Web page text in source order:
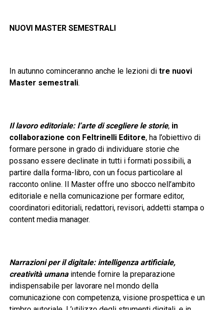
NUOVI MASTER SEMESTRALI
In autunno cominceranno anche le lezioni ditre nuovi
Master semestrali.
Il lavoro editoriale: l’arte di scegliere le storie, in
collaborazione con Feltrinelli Editore, ha l’obiettivo di
formare persone in grado di individuare storie che
possano essere declinate in tutti i formati possibili, a
partire dalla forma-libro, con un focus particolare al
racconto online. Il Master offre uno sbocco nell’ambito
editoriale e nella comunicazione per formare editor,
coordinatori editoriali, redattori, revisori, addetti stampa o
content media manager.
Narrazioni per il digitale: intelligenza artificiale,
creatività umanaintende fornire la preparazione
indispensabile per lavorare nel mondo della
comunicazione con competenza, visione prospettica e un